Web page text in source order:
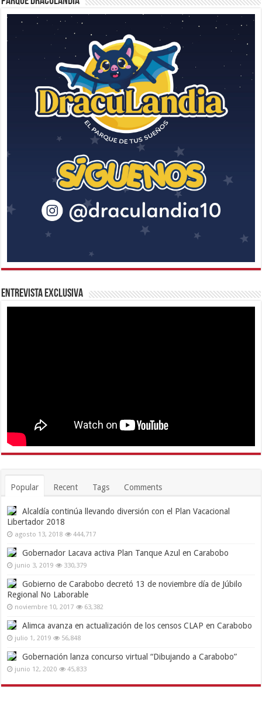
Entrevista Exclusiva
Popular Recent Tags Comments
Alcaldía continúa llevando diversión con el Plan Vacacional
Libertador 2018
agosto 13, 2018 444,717
Gobernador Lacava activa Plan Tanque Azul en Carabobo
junio 3, 2019 330,379
Gobierno de Carabobo decretó 13 de noviembre día de Júbilo
Regional No Laborable
noviembre 10, 2017 63,382
Alimca avanza en actualización de los censos CLAP en Carabobo
julio 1, 2019 56,848
Gobernación lanza concurso virtual “Dibujando a Carabobo”
junio 12, 2020 45,833